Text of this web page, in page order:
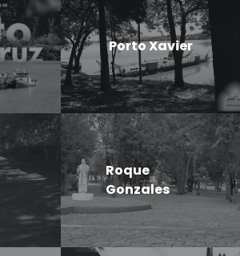
Porto Xavier
Roque
Gonzales